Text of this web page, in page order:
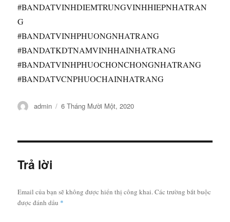
#BANDATVINHDIEMTRUNGVINHHIEPNHATRAN
G
#BANDATVINHPHUONGNHATRANG
#BANDATKDTNAMVINHHAINHATRANG
#BANDATVINHPHUOCHONCHONGNHATRANG
#BANDATVCNPHUOCHAINHATRANG
Tác
admin
Đăng
6 Tháng Mười Một, 2020
Trả lời
Email của bạn sẽ không được hiển thị công khai.Các trường bắt buộc
được đánh dấu *